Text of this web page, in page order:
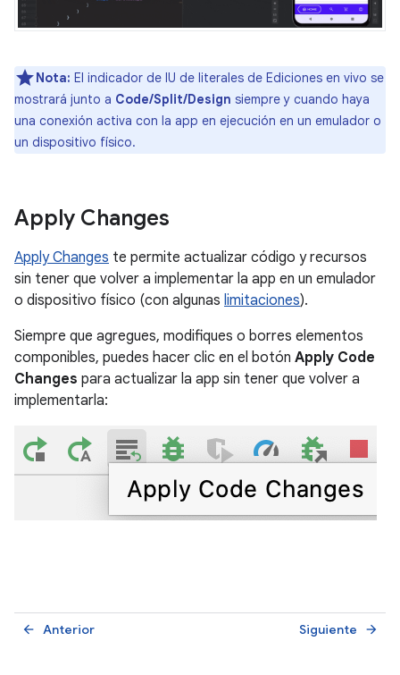
Nota: El indicador de IU de literales de Ediciones en vivo se
mostrará junto a Code/Split/Design siempre y cuando haya
una conexión activa con la app en ejecución en un emulador o
un dispositivo físico.
Apply Changes
Apply Changes te permite actualizar código y recursos
sin tener que volver a implementar la app en un emulador
o dispositivo físico (con algunas limitaciones).
Siempre que agregues, modifiques o borres elementos
componibles, puedes hacer clic en el botón Apply Code
Changes para actualizar la app sin tener que volver a
implementarla:
Anterior
arrow_back Siguiente arrow_forward